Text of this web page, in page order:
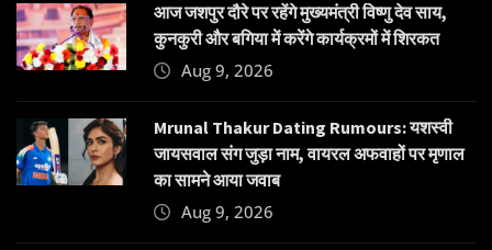
आज जशपुर दौरे पर रहेंगे मुख्यमंत्री विष्णु देव साय,
कुनकुरी और बगिया में करेंगे कार्यक्रमों में शिरकत
Aug 9, 2026
Mrunal Thakur Dating Rumours: यशस्वी
जायसवाल संग जुड़ा नाम, वायरल अफवाहों पर मृणाल
का सामने आया जवाब
Aug 9, 2026